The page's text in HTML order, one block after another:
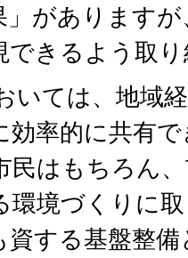
」があります
できるよう取
いては、地域
効率的に共有
民はもちろん
環境づくりに
資する基盤整